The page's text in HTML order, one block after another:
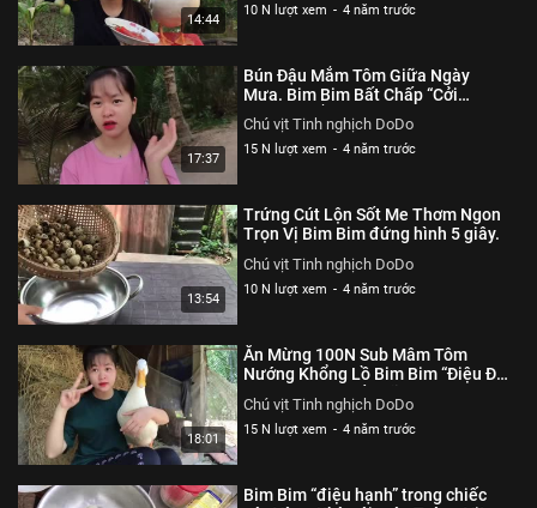
14:44
10 N lượt xem - 4 năm trước
17:37
Bún Đậu Mắm Tôm Giữa Ngày
Mưa. Bim Bim Bất Chấp “Cởi
Truồng” Tắm Mưa .
Chú vịt Tinh nghịch DoDo
15 N lượt xem - 4 năm trước
13:54
Trứng Cút Lộn Sốt Me Thơm Ngon
Trọn Vị Bim Bim đứng hình 5 giây.
Chú vịt Tinh nghịch DoDo
10 N lượt xem - 4 năm trước
18:01
Ăn Mừng 100N Sub Mâm Tôm
Nướng Khổng Lồ Bim Bim “Điệu Đà”
Chú vịt Tinh nghịch DoDo
15 N lượt xem - 4 năm trước
Bim Bim “điệu hạnh” trong chiếc